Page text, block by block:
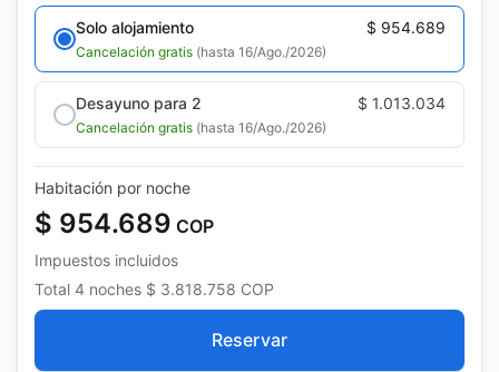
Solo alojamiento
$ 954.689
Cancelación gratis (hasta 16/Ago./2026)
Desayuno para 2 $ 1.013.034
Cancelación gratis (hasta 16/Ago./2026)
Habitación por noche
$ 954.689 COP
Impuestos incluidos
Total 4 noches $ 3.818.758 COP
Reservar